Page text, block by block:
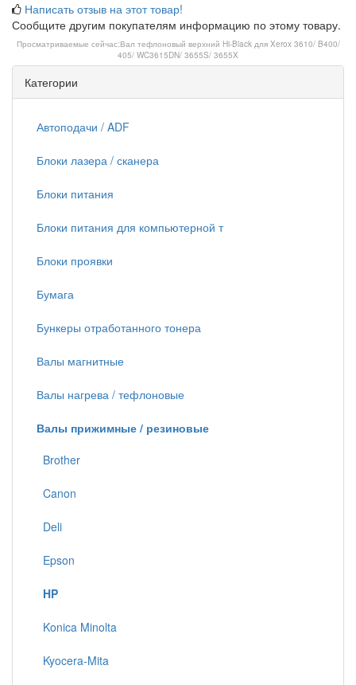
Написать отзыв на этот товар!
Сообщите другим покупателям информацию по этому товару.
Просматриваемые сейчас:Вал тефлоновый верхний Hi-Black для Xerox 3610/ B400/
405/ WC3615DN/ 3655S/ 3655X
Категории
Автоподачи / ADF
Блоки лазера / сканера
Блоки питания
Блоки питания для компьютерной т
Блоки проявки
Бумага
Бункеры отработанного тонера
Валы магнитные
Валы нагрева / тефлоновые
Валы прижимные / резиновые
Brother
Canon
Deli
Epson
HP
Konica Minolta
Kyocera-Mita